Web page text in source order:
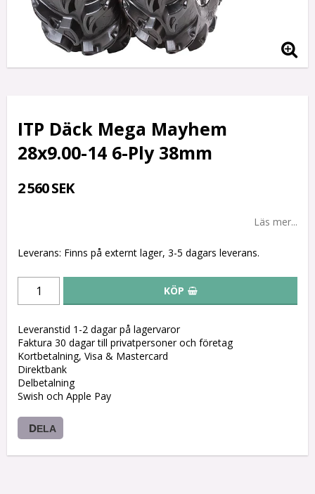
ITP Däck Mega Mayhem
28x9.00-14 6-Ply 38mm
2 560 SEK
Läs mer...
Leverans: Finns på externt lager, 3-5 dagars leverans.
KÖP
Leveranstid 1-2 dagar på lagervaror
Faktura 30 dagar till privatpersoner och företag
Kortbetalning, Visa & Mastercard
Direktbank
Delbetalning
Swish och Apple Pay
DELA